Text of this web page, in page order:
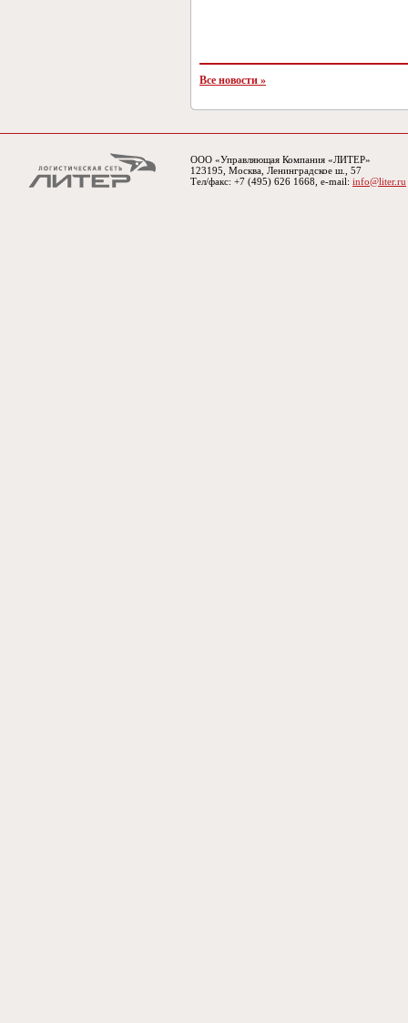
Все новости »
ООО «Управляющая Компания «ЛИТЕР»
123195, Москва, Ленинградское ш., 57
Тел/факс: +7 (495) 626 1668, e-mail: info@liter.ru